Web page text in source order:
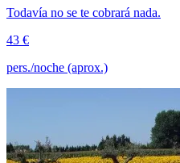
Todavía no se te cobrará nada.
43 €
pers./noche (aprox.)